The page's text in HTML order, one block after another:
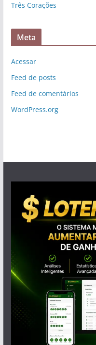
Três Corações
Meta
Acessar
Feed de posts
Feed de comentários
WordPress.org